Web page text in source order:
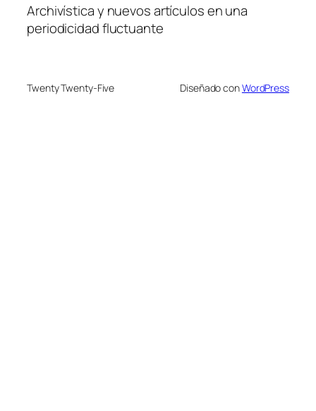
Archivística y nuevos artículos en una
periodicidad fluctuante
Twenty Twenty-Five Diseñado conWordPress